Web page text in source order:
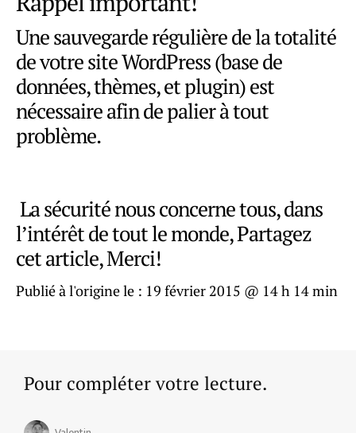
Une sauvegarde régulière de la totalité
de votre site WordPress (base de
données, thèmes, et plugin) est
nécessaire afin de palier à tout
problème.
La sécurité nous concerne tous, dans
l’intérêt de tout le monde, Partagez
cet article, Merci!
Publié à l'origine le : 19 février 2015 @ 14 h 14 min
Pour compléter votre lecture.